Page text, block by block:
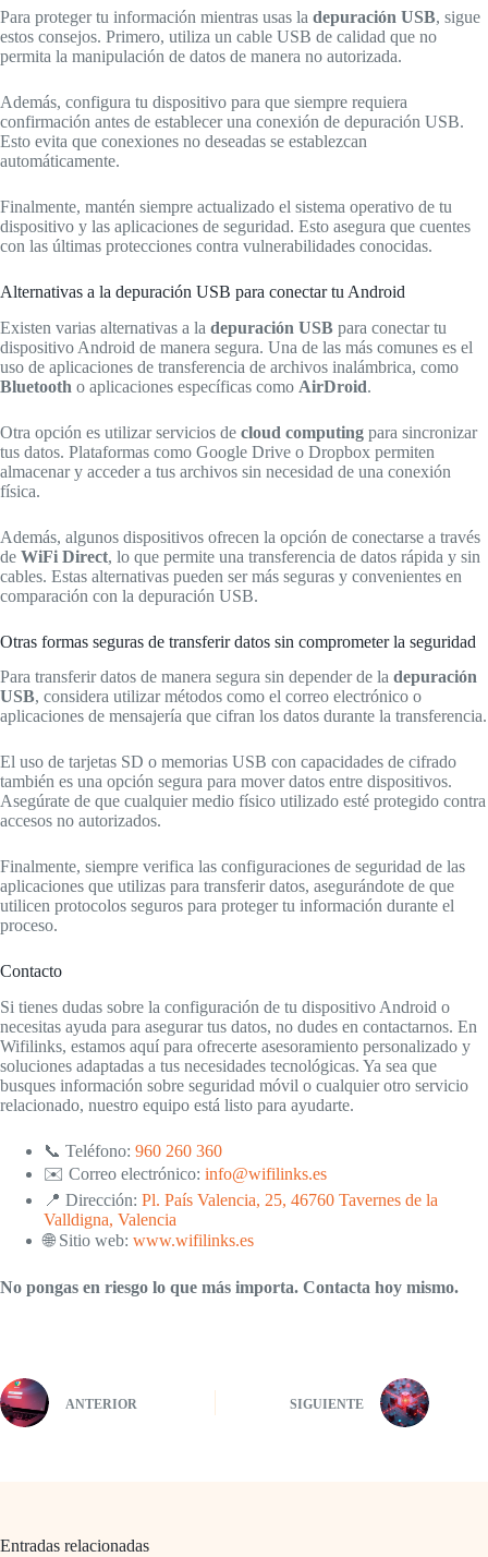
Para proteger tu información mientras usas la depuración USB, sigue
estos consejos. Primero, utiliza un cable USB de calidad que no
permita la manipulación de datos de manera no autorizada.
Además, configura tu dispositivo para que siempre requiera
confirmación antes de establecer una conexión de depuración USB.
Esto evita que conexiones no deseadas se establezcan
automáticamente.
Finalmente, mantén siempre actualizado el sistema operativo de tu
dispositivo y las aplicaciones de seguridad. Esto asegura que cuentes
con las últimas protecciones contra vulnerabilidades conocidas.
Alternativas a la depuración USB para conectar tu Android
Existen varias alternativas a la depuración USB para conectar tu
dispositivo Android de manera segura. Una de las más comunes es el
uso de aplicaciones de transferencia de archivos inalámbrica, como
Bluetooth o aplicaciones específicas como AirDroid.
Otra opción es utilizar servicios de cloud computing para sincronizar
tus datos. Plataformas como Google Drive o Dropbox permiten
almacenar y acceder a tus archivos sin necesidad de una conexión
física.
Además, algunos dispositivos ofrecen la opción de conectarse a través
de WiFi Direct, lo que permite una transferencia de datos rápida y sin
cables. Estas alternativas pueden ser más seguras y convenientes en
comparación con la depuración USB.
Otras formas seguras de transferir datos sin comprometer la seguridad
Para transferir datos de manera segura sin depender de la depuración
USB, considera utilizar métodos como el correo electrónico o
aplicaciones de mensajería que cifran los datos durante la transferencia.
El uso de tarjetas SD o memorias USB con capacidades de cifrado
también es una opción segura para mover datos entre dispositivos.
Asegúrate de que cualquier medio físico utilizado esté protegido contra
accesos no autorizados.
Finalmente, siempre verifica las configuraciones de seguridad de las
aplicaciones que utilizas para transferir datos, asegurándote de que
utilicen protocolos seguros para proteger tu información durante el
proceso.
Contacto
Si tienes dudas sobre la configuración de tu dispositivo Android o
necesitas ayuda para asegurar tus datos, no dudes en contactarnos. En
Wifilinks, estamos aquí para ofrecerte asesoramiento personalizado y
soluciones adaptadas a tus necesidades tecnológicas. Ya sea que
busques información sobre seguridad móvil o cualquier otro servicio
relacionado, nuestro equipo está listo para ayudarte.
📞 Teléfono: 960 260 360
✉️ Correo electrónico: info@wifilinks.es
📍 Dirección: Pl. País Valencia, 25, 46760 Tavernes de la
Valldigna, Valencia
🌐 Sitio web: www.wifilinks.es
No pongas en riesgo lo que más importa. Contacta hoy mismo.
ANTERIOR SIGUIENTE
Entradas relacionadas